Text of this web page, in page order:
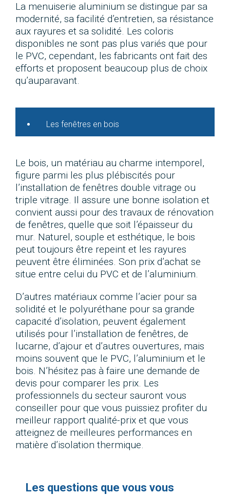
La menuiserie aluminium se distingue par sa
modernité, sa facilité d’entretien, sa résistance
aux rayures et sa solidité. Les coloris
disponibles ne sont pas plus variés que pour
le PVC, cependant, les fabricants ont fait des
efforts et proposent beaucoup plus de choix
qu’auparavant.
Les fenêtres en bois
Le bois, un matériau au charme intemporel,
figure parmi les plus plébiscités pour
l’installation de fenêtres double vitrage ou
triple vitrage. Il assure une bonne isolation et
convient aussi pour des travaux de rénovation
de fenêtres, quelle que soit l’épaisseur du
mur. Naturel, souple et esthétique, le bois
peut toujours être repeint et les rayures
peuvent être éliminées. Son prix d’achat se
situe entre celui du PVC et de l’aluminium.
D’autres matériaux comme l’acier pour sa
solidité et le polyuréthane pour sa grande
capacité d’isolation, peuvent également
utilisés pour l’installation de fenêtres, de
lucarne, d’ajour et d’autres ouvertures, mais
moins souvent que le PVC, l’aluminium et le
bois. N’hésitez pas à faire une demande de
devis pour comparer les prix. Les
professionnels du secteur sauront vous
conseiller pour que vous puissiez profiter du
meilleur rapport qualité-prix et que vous
atteignez de meilleures performances en
matière d’isolation thermique.
Les questions que vous vous